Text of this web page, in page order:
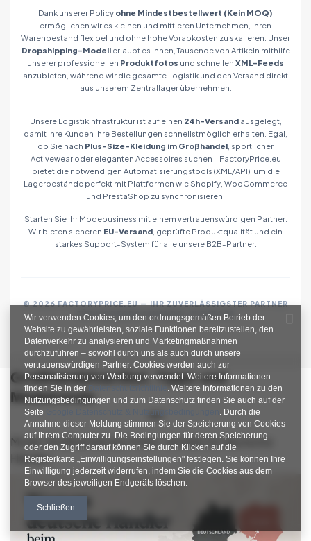
Dank unserer Policy ohne Mindestbestellwert (Kein MOQ)
ermöglichen wir es kleinen und mittleren Unternehmen, ihren
Warenbestand flexibel und ohne hohe Vorabkosten zu skalieren. Unser
Dropshipping-Modellerlaubt es Ihnen, Tausende von Artikeln mithilfe
unserer professionellen Produktfotos und schnellen XML-Feeds
anzubieten, während wir die gesamte Logistik und den Versand direkt
aus unserem Zentrallager übernehmen.
Unsere Logistikinfrastruktur ist auf einen 24h-Versandausgelegt,
damit Ihre Kunden ihre Bestellungen schnellstmöglich erhalten. Egal,
ob Sie nach Plus-Size-Kleidung im Großhandel , sportlicher
Activewear oder eleganten Accessoires suchen – FactoryPrice.eu
bietet die notwendigen Automatisierungstools (XML/API), um die
Lagerbestände perfekt mit Plattformen wie Shopify, WooCommerce
und PrestaShop zu synchronisieren.
Starten Sie Ihr Modebusiness mit einem vertrauenswürdigen Partner.
Wir bieten sicheren EU-Versand , geprüfte Produktqualität und ein
starkes Support-System für alle unsere B2B-Partner.
© 2026 FACTORYPRICE.EU — IHR ZUVERLÄSSIGSTER PARTNER
FÜR MODEGROSSHANDEL IN EUROPA
Großhandelsartikel, Tipps und
Modetrends
Mode-Großhandel aus Polen: Vorteile für deutsche
Händler
Wir verwenden Cookies, um den ordnungsgemäßen Betrieb der
Website zu gewährleisten, soziale Funktionen bereitzustellen, den
Datenverkehr zu analysieren und Marketingmaßnahmen
durchzuführen – sowohl durch uns als auch durch unsere
vertrauenswürdigen Partner. Cookies werden auch zur
Personalisierung von Werbung verwendet. Weitere Informationen
finden Sie in der
. Weitere Informationen zu den
Nutzungsbedingungen und zum Datenschutz finden Sie auch auf der
Seite
Google Datenschutz & Nutzungsbedingungen . Durch die
Annahme dieser Meldung stimmen Sie der Speicherung von Cookies
auf Ihrem Computer zu. Die Bedingungen für deren Speicherung
oder den Zugriff darauf können Sie durch Klicken auf die
Registerkarte „Einwilligungseinstellungen" festlegen. Sie können Ihre
Einwilligung jederzeit widerrufen, indem Sie die Cookies aus dem
Browser des jeweiligen Endgeräts löschen.
Schließen